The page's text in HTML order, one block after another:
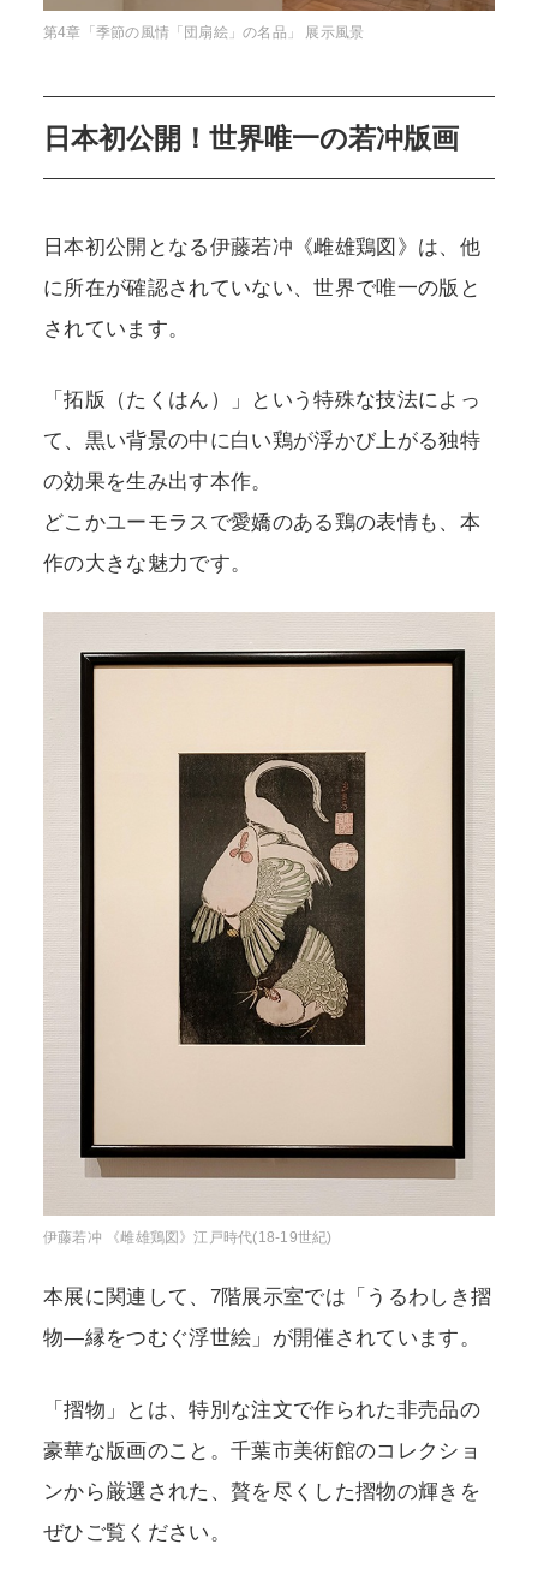
第4章「季節の風情「団扇絵」の名品」 展示風景
日本初公開！世界唯一の若冲版画
日本初公開となる伊藤若冲《雌雄鶏図》は、他
に所在が確認されていない、世界で唯一の版と
されています。
「拓版（たくはん）」という特殊な技法によっ
て、黒い背景の中に白い鶏が浮かび上がる独特
の効果を生み出す本作。
どこかユーモラスで愛嬌のある鶏の表情も、本
作の大きな魅力です。
伊藤若冲 《雌雄鶏図》江戸時代(18-19世紀)
本展に関連して、7階展示室では「うるわしき摺
物―縁をつむぐ浮世絵」が開催されています。
「摺物」とは、特別な注文で作られた非売品の
豪華な版画のこと。千葉市美術館のコレクショ
ンから厳選された、贅を尽くした摺物の輝きを
ぜひご覧ください。